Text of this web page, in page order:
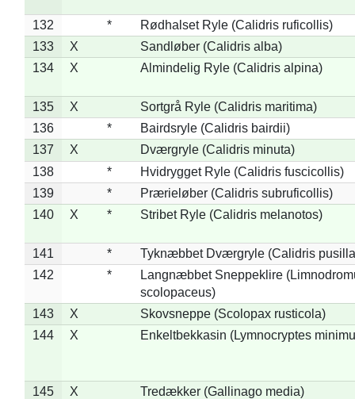
132 *
Rødhalset Ryle (Calidris ruficollis)
133
X
Sandløber (Calidris alba)
134
X Almindelig Ryle (Calidris alpina)
135 X
Sortgrå Ryle (Calidris maritima)
136
*
Bairdsryle (Calidris bairdii)
137
X
Dværgryle (Calidris minuta)
138
*
Hvidrygget Ryle (Calidris fuscicollis)
139
*
Prærieløber (Calidris subruficollis)
140
X * Stribet Ryle (Calidris melanotos)
141 *
Tyknæbbet Dværgryle (Calidris
142
*
Langnæbbet Sneppeklire
scolopaceus)
143
X
Skovsneppe (Scolopax rusticola)
144
X Enkeltbekkasin (Lymnocryptes
145 X Tredækker (Gallinago media)